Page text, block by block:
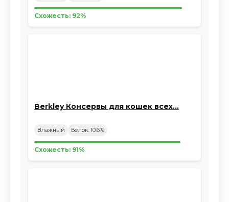
Схожесть: 92%
Berkley Консервы для кошек всех…
Влажный Белок: 10.6%
Схожесть: 91%